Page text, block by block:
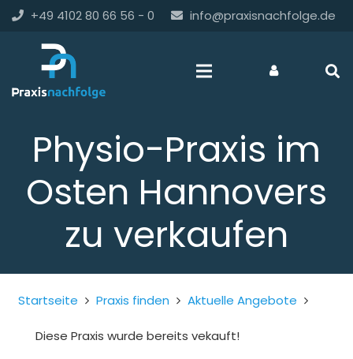
+49 4102 80 66 56 - 0 info@praxisnachfolge.de
Physio-Praxis im
Osten Hannovers
zu verkaufen
Startseite Praxis finden Aktuelle Angebote
Diese Praxis wurde bereits vekauft!